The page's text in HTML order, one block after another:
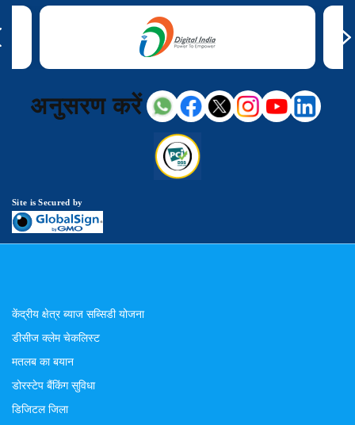
अनुसरण करें
Site is Secured by
केंद्रीय क्षेत्र ब्याज सब्सिडी योजना
डीसीज क्लेम चेकलिस्ट
मतलब का बयान
डोरस्टेप बैंकिंग सुविधा
डिजिटल जिला